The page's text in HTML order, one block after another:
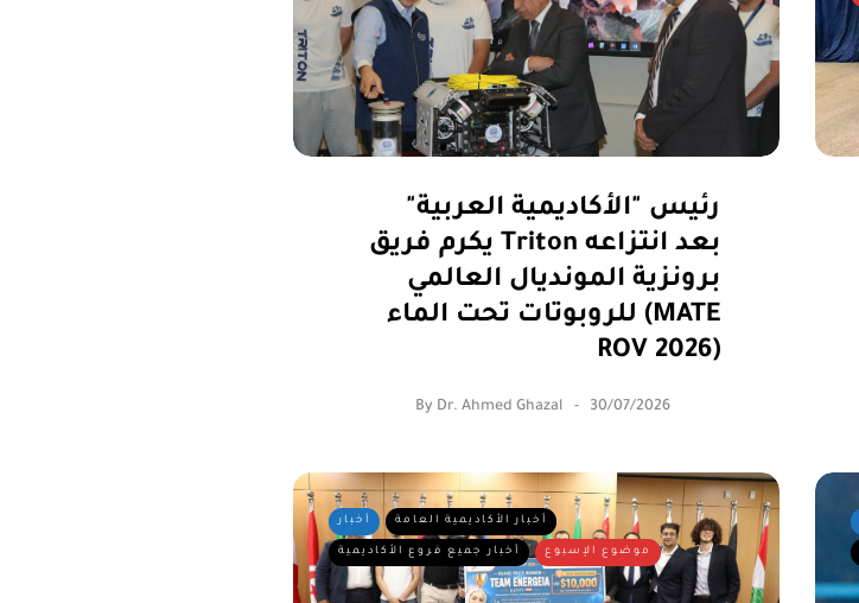
رئيس "الأكاديمية العربية"
يكرم فريق Triton بعد انتزاعه
برونزية المونديال العالمي
للروبوتات تحت الماء (MATE
ROV 2026)
By Dr. Ahmed Ghazal 30/07/2026
أخبار أخبار الأكاديمية العامة
أخبار جميع فروع الأكاديمية موضوع الإسبوع